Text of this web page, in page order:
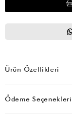
Ürün Özellikleri
Ödeme Seçenekleri